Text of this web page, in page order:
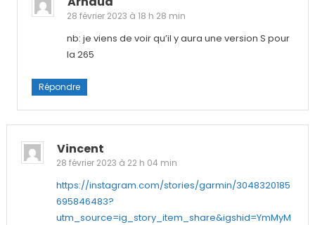
28 février 2023 à 18 h 28 min
nb: je viens de voir qu’il y aura une version S pour
la 265
Répondre
Vincent
28 février 2023 à 22 h 04 min
https://instagram.com/stories/garmin/3048320185
695846483?
utm_source=ig_story_item_share&igshid=YmMyM